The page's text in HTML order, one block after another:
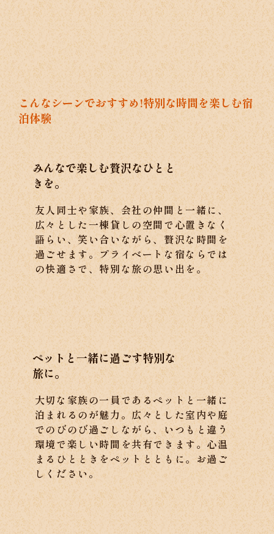
こんなシーンでおすすめ!特別な時間を楽しむ宿
泊体験
みんなで楽しむ贅沢なひとと
きを。
友人同士や家族、会社の仲間と一緒に、
広々とした一棟貸しの空間で心置きなく
語らい、笑い合いながら、贅沢な時間を
過ごせます。プライベートな宿ならでは
の快適さで、特別な旅の思い出を。
ペットと一緒に過ごす特別な
旅に。
大切な家族の一員であるペットと一緒に
泊まれるのが魅力。広々とした室内や庭
でのびのび過ごしながら、いつもと違う
環境で楽しい時間を共有できます。心温
まるひとときをペットとともに。お過ご
しください。